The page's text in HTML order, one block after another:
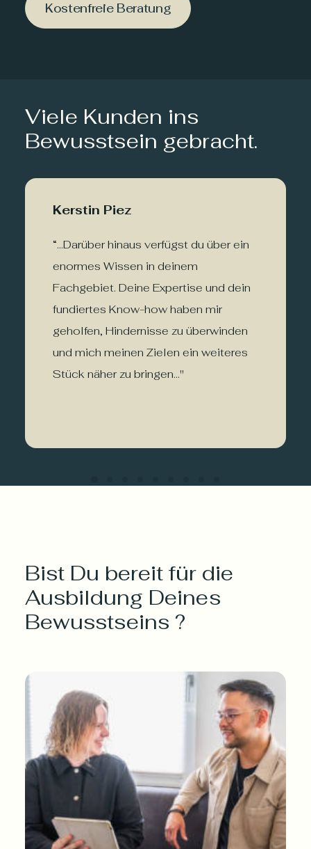
Kostenfreie Beratung
Viele Kunden ins
Bewusstsein gebracht.
Kerstin Piez
“...Darüber hinaus verfügst du über ein
enormes Wissen in deinem
Fachgebiet. Deine Expertise und dein
fundiertes Know-how haben mir
geholfen, Hindernisse zu überwinden
und mich meinen Zielen ein weiteres
Stück näher zu bringen…"
Bist Du bereit für die
Ausbildung Deines
Bewusstseins ?